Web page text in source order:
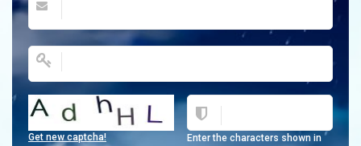
Enter the characters shown in
Get new captcha!